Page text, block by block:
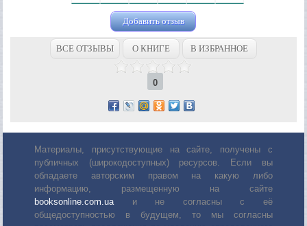
Добавить отзыв
ВСЕ ОТЗЫВЫ О КНИГЕ В ИЗБРАННОЕ
0
Материалы, присутствующие на сайте, получены с
публичных (широкодоступных) ресурсов. Если вы
обладаете авторским правом на какую либо
информацию, размещенную на сайте
booksonline.com.uaи не согласны с её
общедоступностью в будущем, то мы согласны